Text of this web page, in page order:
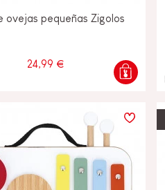
ovejas pequeñas Zigolos
24,99 €